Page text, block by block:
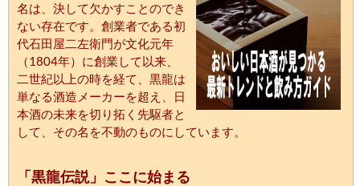
名は、決して欠かすことのでき
ない存在です。創業者である初
代石田屋二左衛門が文化元年
（1804年）に創業して以来、
二世紀以上の時を経て、黒龍は
単なる酒造メーカーを超え、日
本酒の未来を切り拓く先駆者と
して、その名を不動のものにしています。
「黒龍伝説」ここに始まる